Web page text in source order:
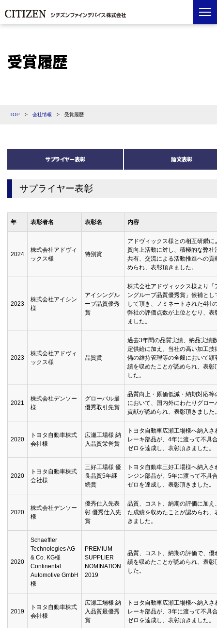
受賞履歴
TOP > 会社情報 > 受賞履歴
サプライヤー表彰 論文表彰
サプライヤー表彰
年 表彰者名 表彰名 内容
2024
株式会社アドヴィ
ックス様
特別賞
アドヴィックス様との相互研鑽に
質向上活動に対し、積極的な弊社
共有、交流による活動推進への貢
められ、表彰頂きました。
2023
株式会社アイシン
様
アイシングル
ープ品質優秀
賞
株式会社アドヴィックス様より「
ングループ品質優秀賞」候補とし
して頂き、ノミネートされた4社
弊社の評価点数が上位となり、表
ました。
2023
株式会社アドヴィ
ックス様
品質賞
過去3年間の品質実績、納品実績
定供給に加え、当社の高い加工技
備の維持管理等の全般において顕
績を収めたことが認められ、表彰
した。
2021
株式会社デンソー
様
グローバル最
優秀取引先賞
品質向上・原価低減・納期対応等
において、国内外にわたりグロー
貢献が認められ、表彰頂きました
2020
トヨタ自動車株式
会社様
広瀬工場様 納
入品質栄誉賞
トヨタ自動車広瀬工場様へ納入さ
レーキ部品が、4年に渡って不具
ゼロを達成し、表彰頂きました。
2020
トヨタ自動車株式
会社様
三好工場様 優
良品質5年継
続賞
トヨタ自動車三好工場様へ納入さ
ンジン部品が、5年に渡って不具
ゼロを達成し、表彰頂きました。
2020
株式会社デンソー
様
優秀仕入先表
彰 優秀仕入先
賞
品質、コスト、納期の評価に加え
た成績を収めたことが認められ、
きました。
2020
Schaeffler
Technologies AG
& Co. KG様
Continental
Automotive GmbH
様
PREMIUM
SUPPLIER
NOMINATION
2019
品質、コスト、納期の評価で、優
績を収めたことが認められ、表彰
した。
2019
トヨタ自動車株式
会社様
広瀬工場様 納
入品質最優秀
賞
トヨタ自動車広瀬工場様へ納入さ
レーキ部品が、3年に渡って不具
ゼロを達成し、表彰頂きました。